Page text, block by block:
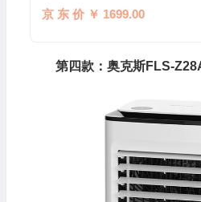
京 东 价 ￥ 1699.00
第四款：奥克斯FLS-